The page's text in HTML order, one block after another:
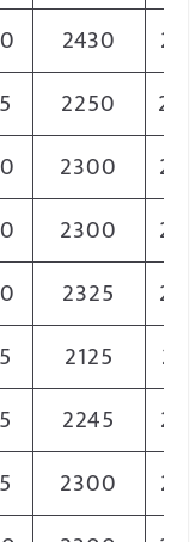
2430
2250
2300
2300
2325
2125
2245
2300